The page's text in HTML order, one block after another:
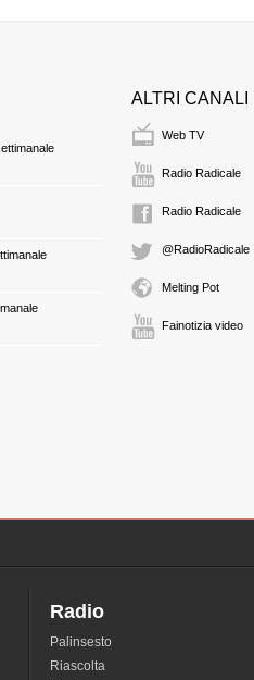
ALTRI CANALI
Web TV
Radio Radicale
Radio Radicale
@RadioRadicale
Melting Pot
Fainotizia video
Radio
Palinsesto
Riascolta